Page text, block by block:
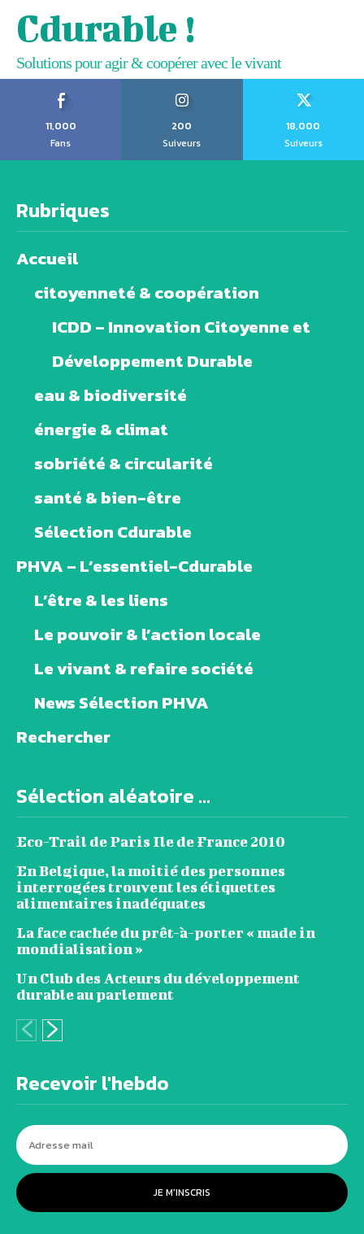
Cdurable !
Solutions pour agir & coopérer avec le vivant
11,000
Fans
200
Suiveurs
18,000
Suiveurs
Rubriques
Accueil
citoyenneté & coopération
ICDD – Innovation Citoyenne et
Développement Durable
eau & biodiversité
énergie & climat
sobriété & circularité
santé & bien-être
Sélection Cdurable
PHVA – L’essentiel-Cdurable
L’être & les liens
Le pouvoir & l’action locale
Le vivant & refaire société
News Sélection PHVA
Rechercher
Sélection aléatoire ...
Eco-Trail de Paris Ile de France 2010
En Belgique, la moitié des personnes
interrogées trouvent les étiquettes
alimentaires inadéquates
La face cachée du prêt-à-porter « made in
mondialisation »
Un Club des Acteurs du développement
durable au parlement
Recevoir l'hebdo
JE M'INSCRIS